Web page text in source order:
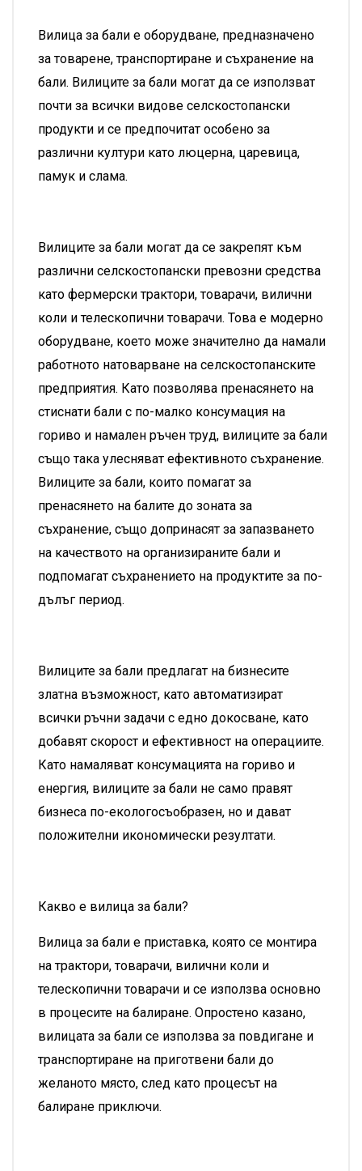
Вилица за бали е оборудване, предназначено
за товарене, транспортиране и съхранение на
бали. Вилиците за бали могат да се използват
почти за всички видове селскостопански
продукти и се предпочитат особено за
различни култури като люцерна, царевица,
памук и слама.
Вилиците за бали могат да се закрепят към
различни селскостопански превозни средства
като фермерски трактори, товарачи, вилични
коли и телескопични товарачи. Това е модерно
оборудване, което може значително да намали
работното натоварване на селскостопанските
предприятия. Като позволява пренасянето на
стиснати бали с по-малко консумация на
гориво и намален ръчен труд, вилиците за бали
също така улесняват ефективното съхранение.
Вилиците за бали, които помагат за
пренасянето на балите до зоната за
съхранение, също допринасят за запазването
на качеството на организираните бали и
подпомагат съхранението на продуктите за по-
дълъг период.
Вилиците за бали предлагат на бизнесите
златна възможност, като автоматизират
всички ръчни задачи с едно докосване, като
добавят скорост и ефективност на операциите.
Като намаляват консумацията на гориво и
енергия, вилиците за бали не само правят
бизнеса по-екологосъобразен, но и дават
положителни икономически резултати.
Какво е вилица за бали?
Вилица за бали е приставка, която се монтира
на трактори, товарачи, вилични коли и
телескопични товарачи и се използва основно
в процесите на балиране. Опростено казано,
вилицата за бали се използва за повдигане и
транспортиране на приготвени бали до
желаното място, след като процесът на
балиране приключи.